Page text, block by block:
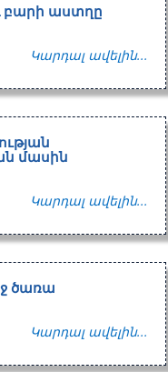
բարի աստղը
Կարդալ ավելին...
մասին
Կարդալ ավելին...
ծառա
Կարդալ ավելին...